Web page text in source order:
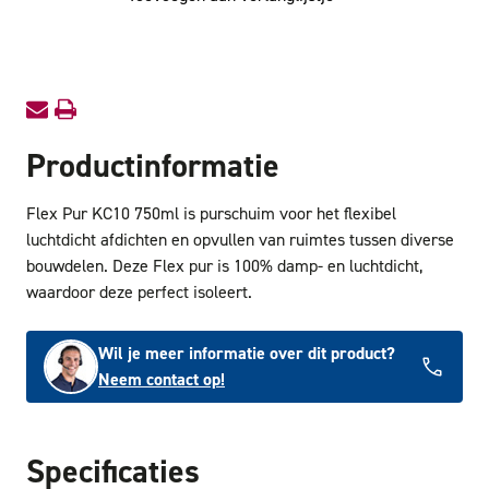
Productinformatie
Flex Pur KC10 750ml is purschuim voor het flexibel
luchtdicht afdichten en opvullen van ruimtes tussen diverse
bouwdelen. Deze Flex pur is 100% damp- en luchtdicht,
waardoor deze perfect isoleert.
Wil je meer informatie over dit product?
Neem contact op!
Specificaties